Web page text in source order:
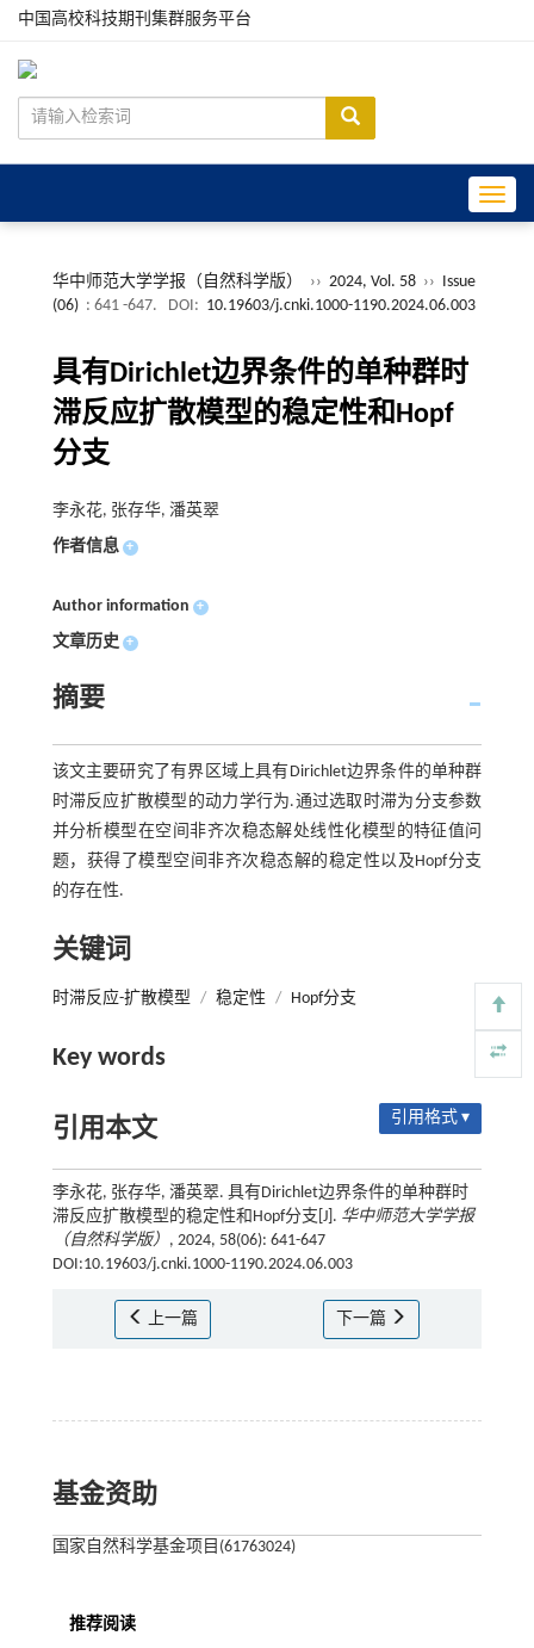
中国高校科技期刊集群服务平台
华中师范大学学报（自然科学版） ›› 2024, Vol. 58 ›› Issue
(06) : 641 -647. DOI: 10.19603/j.cnki.1000-1190.2024.06.003
具有Dirichlet边界条件的单种群时
滞反应扩散模型的稳定性和Hopf
分支
李永花, 张存华, 潘英翠
作者信息 +
Author information +
文章历史 +
摘要
该文主要研究了有界区域上具有Dirichlet边界条件的单种群
时滞反应扩散模型的动力学行为.通过选取时滞为分支参数
并分析模型在空间非齐次稳态解处线性化模型的特征值问
题，获得了模型空间非齐次稳态解的稳定性以及Hopf分支
的存在性.
关键词
时滞反应-扩散模型 / 稳定性 / Hopf分支
Key words
引用本文 引用格式 ▾
李永花, 张存华, 潘英翠. 具有Dirichlet边界条件的单种群时
滞反应扩散模型的稳定性和Hopf分支[J]. 华中师范大学学报
（自然科学版） , 2024, 58(06): 641-647
DOI:10.19603/j.cnki.1000-1190.2024.06.003
上一篇 下一篇
基金资助
国家自然科学基金项目(61763024)